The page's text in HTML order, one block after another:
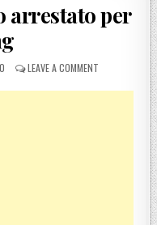
arrestato per
LEAVE A COMMENTON VIBO